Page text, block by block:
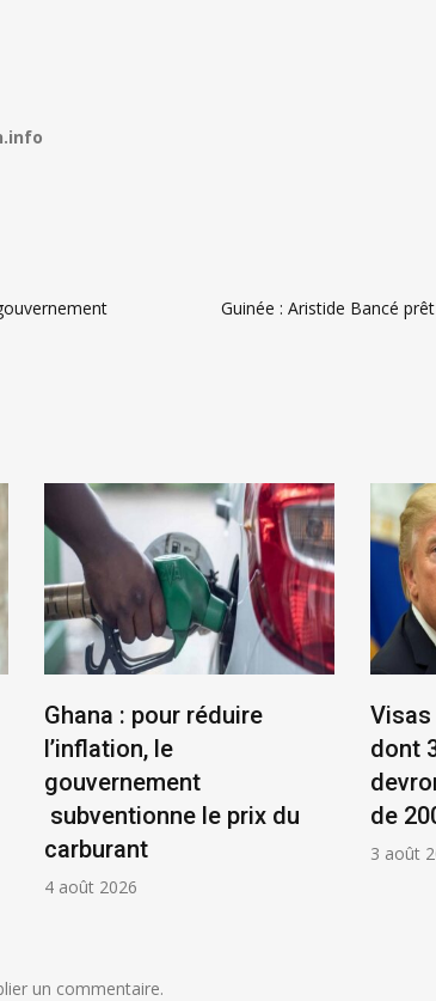
Guinée : Aristide Bancé
Ghana : pour réduire
l’inflation, le
gouvernement
subventionne le prix du
carburant
4 août 2026
Visas
dont
de
3 août
un commentaire.